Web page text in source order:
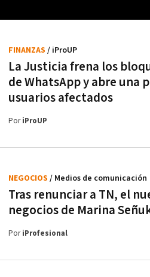
La Justicia frena los
de WhatsApp y abre una
usuarios afectados
FINANZAS / iProUP
PoriProUP
Tras renunciar a TN, el
negocios de Marina
NEGOCIOS / Medios de comunicación
PoriProfesional